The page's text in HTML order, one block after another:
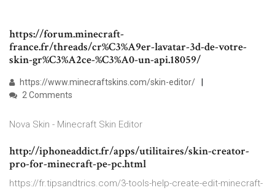
https://forum.minecraft-
france.fr/threads/cr%C3%A9er-lavatar-3d-de-votre-
skin-gr%C3%A2ce-%C3%A0-un-api.18059/
https://www.minecraftskins.com/skin-editor/
2 Comments
Nova Skin - Minecraft Skin Editor
http://iphoneaddict.fr/apps/utilitaires/skin-creator-
pro-for-minecraft-pe-pc.html
https://fr.tipsandtrics.com/3-tools-help-create-edit-minecraft-